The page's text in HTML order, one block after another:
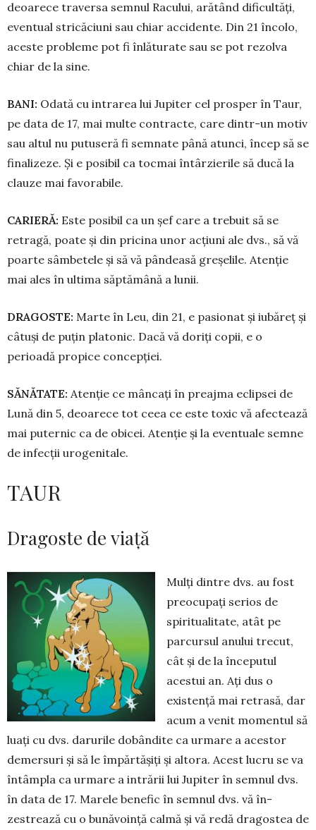
deoa­re­ce traversa semnul Racului, arătând dificultăți,
eventual stricăciuni sau chiar accidente. Din 21 încolo,
aces­­te probleme pot fi înlăturate sau se pot rezolva
chiar de la sine.
BANI: Odată cu intrarea lui Jupiter cel prosper în Taur,
pe data de 17, mai multe contracte, care dintr-un motiv
sau altul nu putuseră fi sem­nate până atunci, încep să se
finali­zeze. Și e posibil ca tocmai întâr­zie­rile să ducă la
clauze mai fa­vorabile.
CARIERĂ: Este posibil ca un șef care a trebuit să se
retragă, poate și din pricina unor acțiuni ale dvs., să vă
poarte sâmbetele și să vă pân­deasă greșelile. Atenție
mai ales în ultima săptămână a lunii.
DRAGOSTE: Marte în Leu, din 21, e pasionat și iubăreț și
câtuși de puțin platonic. Dacă vă doriți copii, e o
perioadă propice concepției.
SĂNĂTATE: Atenție ce mâncați în preajma eclipsei de
Lună din 5, deoarece tot ceea ce este toxic vă afectează
mai puternic ca de obicei. Atenție și la eventuale semne
de in­fecții urogenitale.
TAUR
Dragoste de viață
Mulți dintre dvs. au fost
preo­cupați serios de
spiritualitate, atât pe
parcursul anului trecut,
cât și de la începutul
acestui an. Ați dus o
existență mai retrasă, dar
acum a venit momentul să
luați cu dvs. darurile do­bândite ca urmare a acestor
demersuri și să le împărtășiți și altora. Acest lu­cru se va
întâmpla ca urmare a intrării lui Jupiter în semnul dvs.
în data de 17. Marele benefic în semnul dvs. vă în­
zestrează cu o bunăvoință calmă și vă redă dragostea de